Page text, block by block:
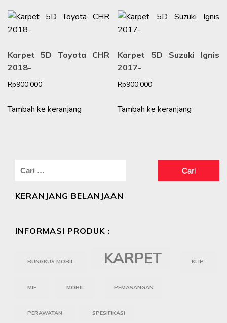
Karpet 5D Toyota CHR
2018-
Rp900,000
Tambah ke keranjang
Karpet 5D Suzuki Ignis
2017-
Rp900,000
Tambah ke keranjang
Cari
KERANJANG BELANJAAN
INFORMASI PRODUK :
BUNGKUS MOBIL KARPET KLIP
MIE MOBIL PEMASANGAN
PERAWATAN SPESIFIKASI